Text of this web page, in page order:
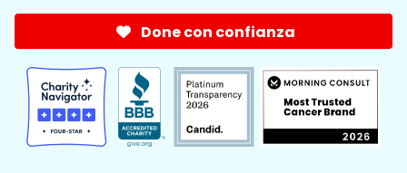
Done con confianza